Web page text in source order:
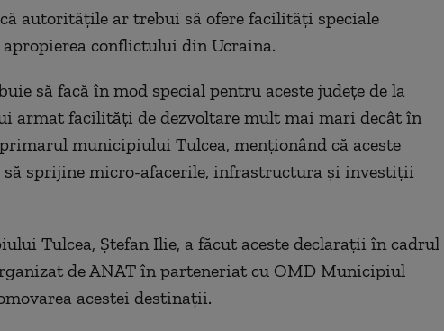
autorităţile ar trebui să ofere facilităţi speciale
conflictului din Ucraina.
să facă în mod special pentru aceste judeţe de la
armat facilităţi de dezvoltare mult mai mari decât în
primarul municipiului Tulcea, menţionând că aceste
să sprijine micro-afacerile, infrastructura şi investiţii
Tulcea, Ştefan Ilie, a făcut aceste declaraţii în cadrul
de ANAT în parteneriat cu OMD Municipiul
acestei destinaţii.